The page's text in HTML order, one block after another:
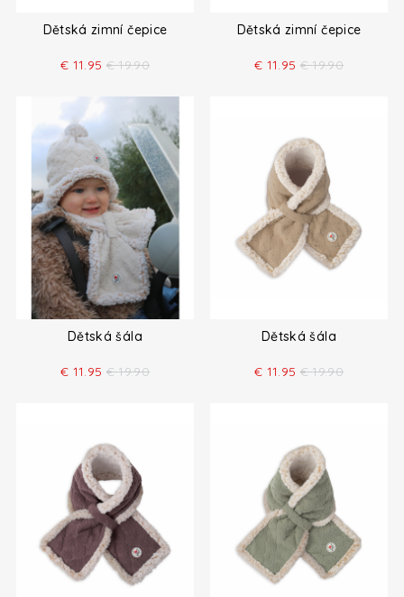
Dětská zimní čepice
€ 11.95 € 19.90
Dětská zimní čepice
€ 11.95 € 19.90
Dětská šála
€ 11.95 € 19.90
Dětská šála
€ 11.95 € 19.90